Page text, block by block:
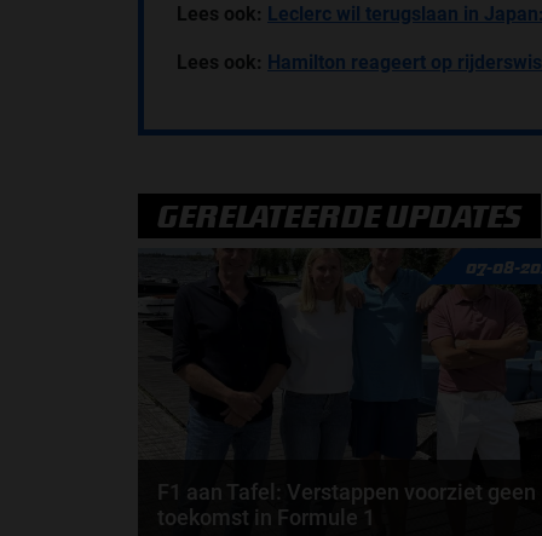
Lees ook: Leclerc wil terugslaan in
Lees ook: Hamilton reageert op
GERELATEERDE UPDATES
07-08-
F1 aan Tafel: Verstappen voorziet geen
toekomst in Formule 1